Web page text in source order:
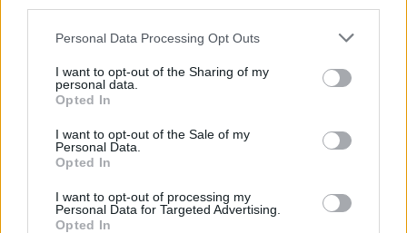
Personal Data Processing Opt Outs
I want to opt-out of the Sharing of my
personal data.
Opted In
I want to opt-out of the Sale of my
Personal Data.
Opted In
I want to opt-out of processing my
Personal Data for Targeted Advertising.
Opted In
KÚPIŤ